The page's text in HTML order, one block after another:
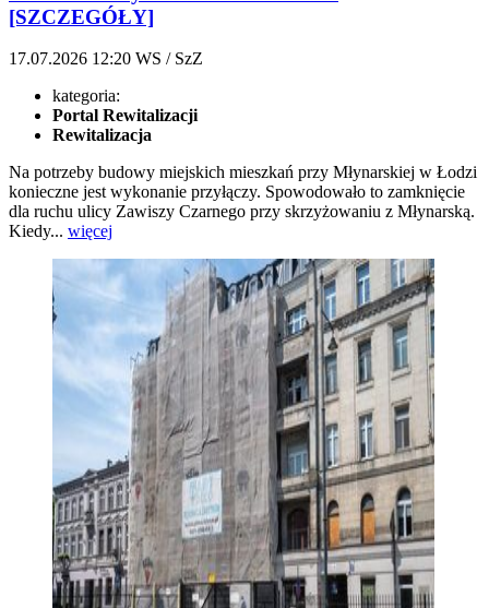
[SZCZEGÓŁY]
17.07.2026 12:20 WS / SzZ
kategoria:
Portal Rewitalizacji
Rewitalizacja
Na potrzeby budowy miejskich mieszkań przy Młynarskiej w Łodzi
konieczne jest wykonanie przyłączy. Spowodowało to zamknięcie
dla ruchu ulicy Zawiszy Czarnego przy skrzyżowaniu z Młynarską.
Kiedy... więcej